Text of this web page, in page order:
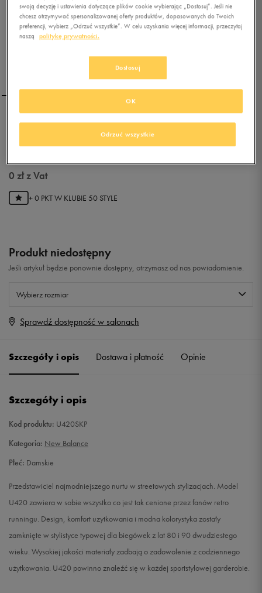
1/2
NEW BALANCE U420SKP
0 złz Vat
+ 0 PKT W KLUBIE 50 STYLE
Produkt niedostępny
Jeśli artykuł będzie ponownie dostępny, otrzymasz od nas powiadomienie.
Wybierz rozmiar
Rozmiary EU
37 23,5 cm
38 24,5 cm Powiadom o dostępności
25 cm
Sprawdź dostępność w salonach
Szczegóły i opis Dostawa i płatność Opinie
Szczegóły i opis
Kod produktu: U420SKP
Kategoria: New Balance
Płeć: Damskie
Przedstawiciel najmodniejszego nurtu w streetowych stylizacjach. Model
U420 zawiera w sobie wszystko co jest tak cenione przez fanów retro
runningu. Design, komfort uzytkowania i modna kolorystyka zostały
zamknięte w stylistyce typowej dla biegówek z lat 80 i 90 dwudziestego
wieku. Wysokiej jakości materiały zadbają o zadowolenie z codziennego
użytkowania. U420 powinno znaleźć się w każdej sportstylowej garderobie.
swoją decyzję i ustawienia dotyczące plików cookie wybierając „Dostosuj”. Jeśli nie
chcesz otrzymywać spersonalizowanej oferty produktów, dopasowanych do Twoich
preferencji, wybierz „Odrzuć wszystkie”. W celu uzyskania więcej informacji, przeczytaj
naszą
politykę prywatności.
Dostosuj
Odrzuć wszystkie
OK